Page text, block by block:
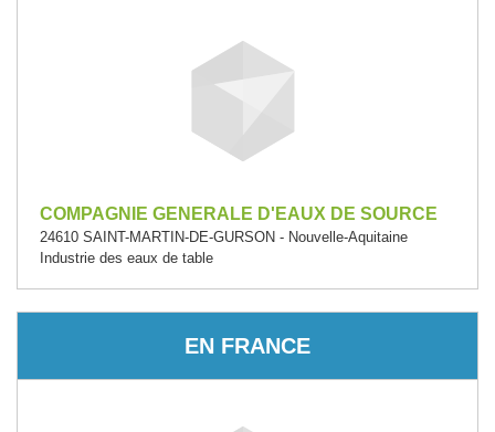
COMPAGNIE GENERALE D'EAUX DE SOURCE
24610 SAINT-MARTIN-DE-GURSON - Nouvelle-Aquitaine
Industrie des eaux de table
EN FRANCE